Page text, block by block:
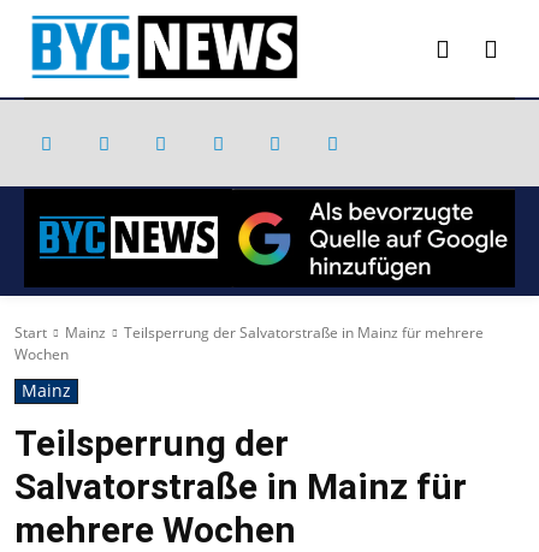
Start Mainz
Teilsperrung der Salvatorstraße in Mainz für mehrere
Wochen
Mainz
Teilsperrung der
Salvatorstraße in Mainz für
mehrere Wochen